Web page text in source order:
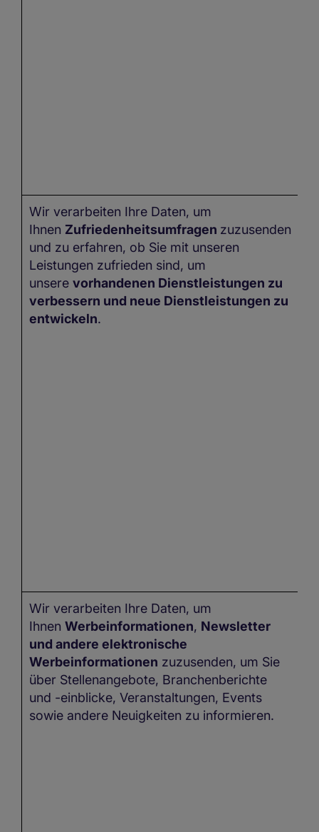
Wir verarbeiten Ihre Daten, um
Ihnen Zufriedenheitsumfragen zuzusenden
und zu erfahren, ob Sie mit unseren
Leistungen zufrieden sind, um
unsere vorhandenen Dienstleistungen zu
verbessern und neue Dienstleistungen zu
entwickeln.
Wir verarbeiten Ihre Daten, um
Ihnen Werbeinformationen, Newsletter
und andere elektronische
Werbeinformationen zuzusenden, um Sie
über Stellenangebote, Branchenberichte
und -einblicke, Veranstaltungen, Events
sowie andere Neuigkeiten zu informieren.